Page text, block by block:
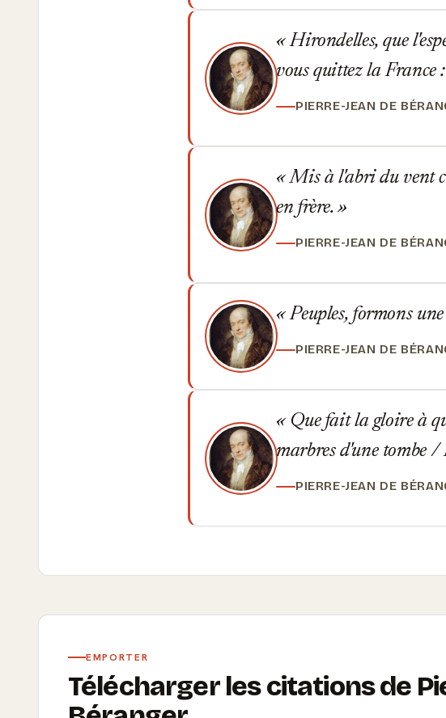
Hirondelles, que
vous quittez la France
PIERRE-JEAN DE
Mis à l'abri du vent
en frère.
PIERRE-JEAN DE
Peuples, formons
PIERRE-JEAN DE
Que fait la gloire à
marbres d'une tombe
PIERRE-JEAN DE
EMPORTER
Télécharger les citations de